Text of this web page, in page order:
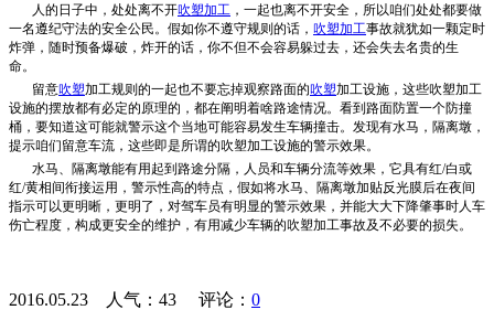
人的日子中，处处离不开吹塑加工 ，一起也离不开安全，所以咱们处处都要做
一名遵纪守法的安全公民。假如你不遵守规则的话， 吹塑加工事故就犹如一颗定时
炸弹，随时预备爆破，炸开的话，你不但不会容易躲过去，还会失去名贵的生
命。
留意吹塑加工规则的一起也不要忘掉观察路面的吹塑加工设施，这些吹塑加工
设施的摆放都有必定的原理的，都在阐明着啥路途情况。看到路面防置一个防撞
桶，要知道这可能就警示这个当地可能容易发生车辆撞击。发现有水马，隔离墩，
提示咱们留意车流，这些即是所谓的吹塑加工设施的警示效果。
水马、隔离墩能有用起到路途分隔，人员和车辆分流等效果，它具有红/白或
红/黄相间衔接运用，警示性高的特点，假如将水马、隔离墩加贴反光膜后在夜间
指示可以更明晰，更明了，对驾车员有明显的警示效果，并能大大下降肇事时人车
伤亡程度，构成更安全的维护，有用减少车辆的吹塑加工事故及不必要的损失。
2016.05.23 人气： 43 评论： 0